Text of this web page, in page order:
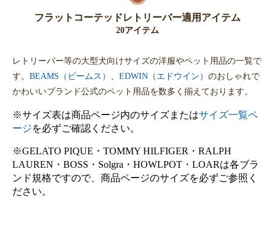
フラットコーテッドレトリーバー適用アイテム
20アイテム
レトリーバー等の大型犬向けサイズの洋服やペット用品の一覧で
す。 BEAMS（ビームス） EDWIN（エドウイン） のおしゃれで
かわいいブランド公式のペット用品を数多く揃えております。
※サイズ表は商品ページ内のサイズまたはサイズ一覧ペ
ージを必ずご確認ください。
※GELATO PIQUE・TOMMY HILFIGER・RALPH
LAUREN・BOSS・Solgra・HOWLPOT・LOARは各ブラ
ンド規格ですので、商品ページのサイズを必ずご参照く
ださい。